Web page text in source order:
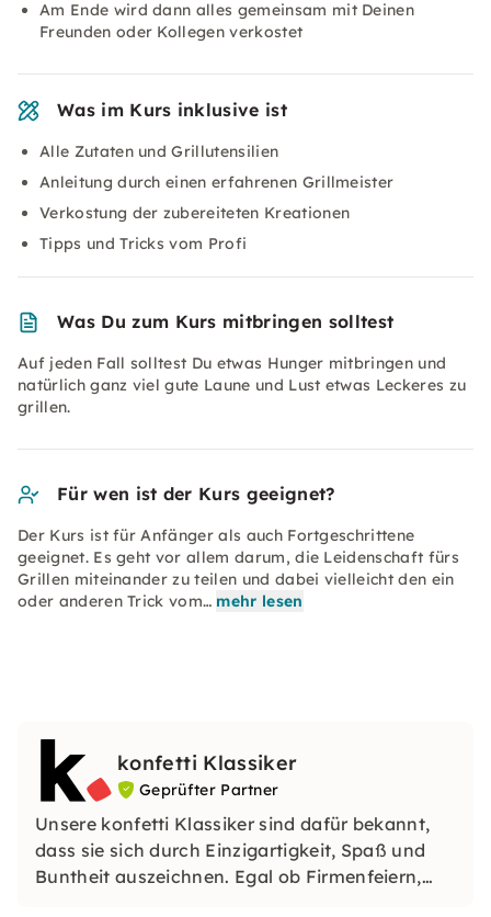
Am Ende wird dann alles gemeinsam mit Deinen
Freunden oder Kollegen verkostet
Was im Kurs inklusive ist
Alle Zutaten und Grillutensilien
Anleitung durch einen erfahrenen Grillmeister
Verkostung der zubereiteten Kreationen
Tipps und Tricks vom Profi
Was Du zum Kurs mitbringen solltest
Auf jeden Fall solltest Du etwas Hunger mitbringen und
natürlich ganz viel gute Laune und Lust etwas Leckeres zu
grillen.
Für wen ist der Kurs geeignet?
Der Kurs ist für Anfänger als auch Fortgeschrittene
geeignet. Es geht vor allem darum, die Leidenschaft fürs
Grillen miteinander zu teilen und dabei vielleicht den ein
oder anderen Trick vom… mehr lesen
konfetti Klassiker
Geprüfter Partner
Unsere konfetti Klassiker sind dafür bekannt,
dass sie sich durch Einzigartigkeit, Spaß und
Buntheit auszeichnen. Egal ob Firmenfeiern,